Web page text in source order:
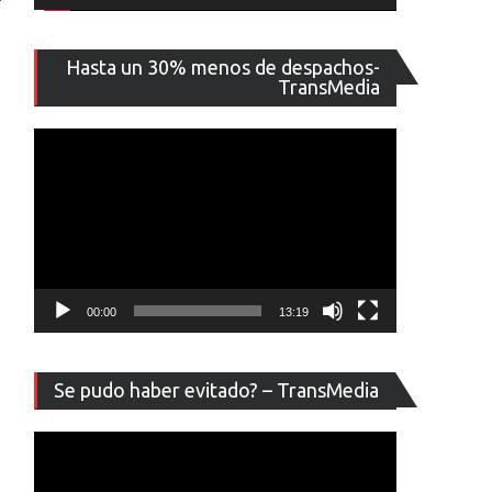
Hasta un 30% menos de despachos-
TransMedia
de
vídeo
00:00 13:19
Se pudo haber evitado? – TransMedia
de
vídeo